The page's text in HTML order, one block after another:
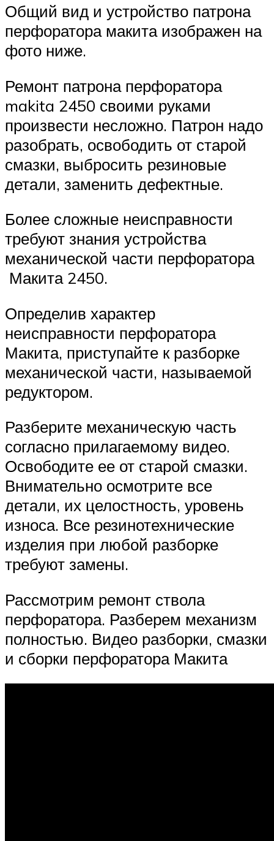
Общий вид и устройство патрона
перфоратора макита изображен на
фото ниже.
Ремонт патрона перфоратора
makita 2450 своими руками
произвести несложно. Патрон надо
разобрать, освободить от старой
смазки, выбросить резиновые
детали, заменить дефектные.
Более сложные неисправности
требуют знания устройства
механической части перфоратора
Макита 2450.
Определив характер
неисправности перфоратора
Макита, приступайте к разборке
механической части, называемой
редуктором.
Разберите механическую часть
согласно прилагаемому видео.
Освободите ее от старой смазки.
Внимательно осмотрите все
детали, их целостность, уровень
износа. Все резинотехнические
изделия при любой разборке
требуют замены.
Рассмотрим ремонт ствола
перфоратора. Разберем механизм
полностью. Видео разборки, смазки
и сборки перфоратора Макита